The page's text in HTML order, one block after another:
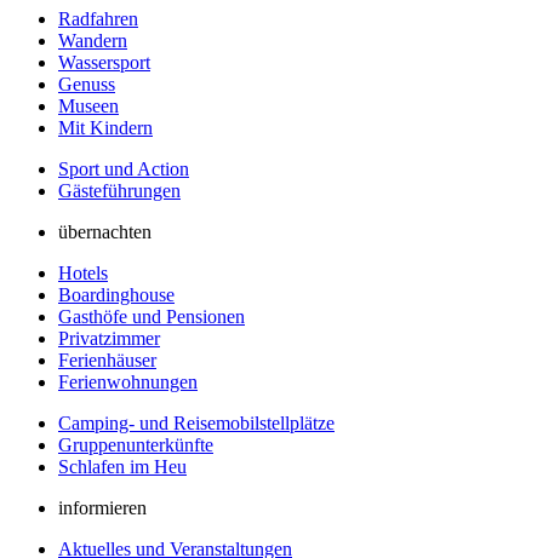
Radfahren
Wandern
Wassersport
Genuss
Museen
Mit Kindern
Sport und Action
Gästeführungen
übernachten
Hotels
Boardinghouse
Gasthöfe und Pensionen
Privatzimmer
Ferienhäuser
Ferienwohnungen
Camping- und Reisemobilstellplätze
Gruppenunterkünfte
Schlafen im Heu
informieren
Aktuelles und Veranstaltungen